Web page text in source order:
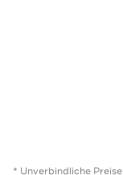
* Unverbindliche